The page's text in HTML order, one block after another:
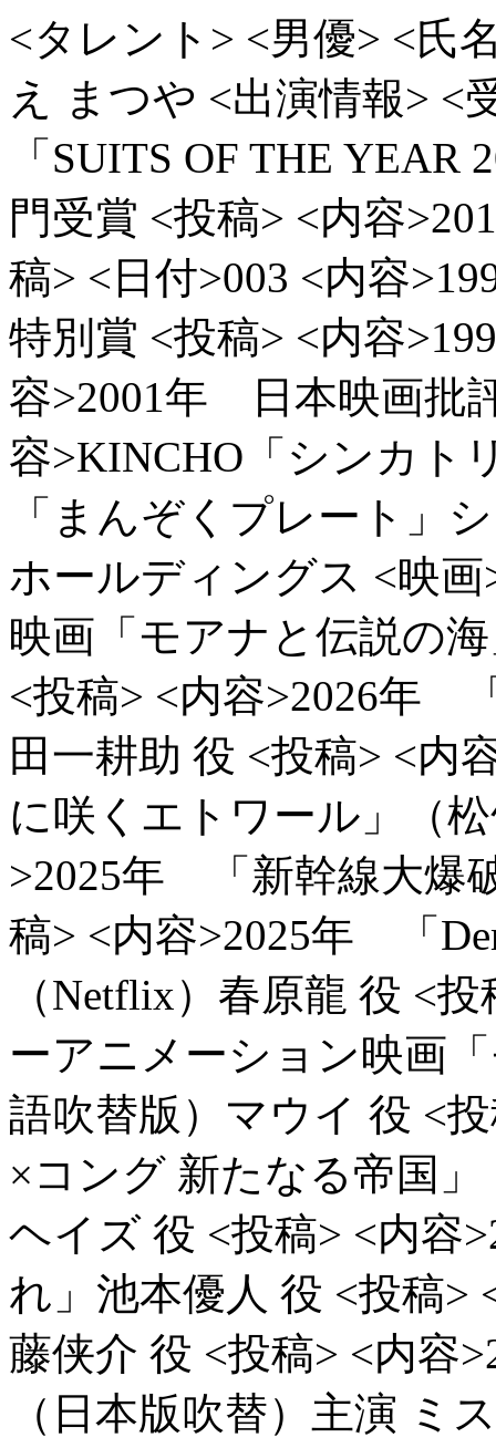
<タレント> <男優> <氏
え まつや <出演情報> <
「SUITS OF THE
門受賞 <投稿> <内容
稿> <日付>003 <内容
特別賞 <投稿> <内容
容>2001年 日本映画批
容>KINCHO「シンカト
「まんぞくプレート」
ホールディングス <映
映画「モアナと伝説の
<投稿> <内容>2026年
田一耕助 役 <投稿> <内
に咲くエトワール」（
>2025年 「新幹線大爆
稿> <内容>2025年 「
（Netflix）春原龍 役 <
ーアニメーション映画
語吹替版）マウイ 役 <
×コング 新たなる帝国
ヘイズ 役 <投稿> <内容
れ」池本優人 役 <投稿>
藤侠介 役 <投稿> <内容
（日本版吹替）主演 ミ